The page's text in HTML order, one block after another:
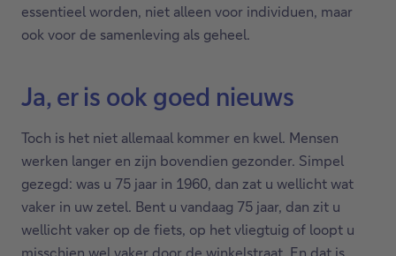
essentieel worden, niet alleen voor individuen, maar
ook voor de samenleving als geheel.
Ja, er is ook goed nieuws
Toch is het niet allemaal kommer en kwel. Mensen
werken langer en zijn bovendien gezonder. Simpel
gezegd: was u 75 jaar in 1960, dan zat u wellicht wat
vaker in uw zetel. Bent u vandaag 75 jaar, dan zit u
wellicht vaker op de fiets, op het vliegtuig of loopt u
misschien wel vaker door de winkelstraat. En dat is